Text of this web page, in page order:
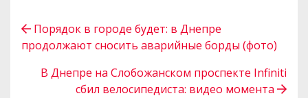
Порядок в городе будет: в Днепре
продолжают сносить аварийные борды (фото)
В Днепре на Слобожанском проспекте Infiniti
сбил велосипедиста: видео момента